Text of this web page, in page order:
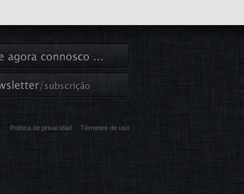
Términos de uso
Política de privacidad